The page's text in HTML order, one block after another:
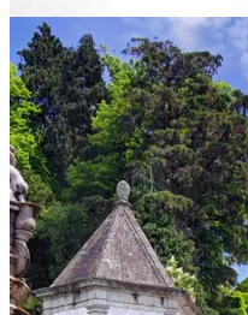
Voir le voyage